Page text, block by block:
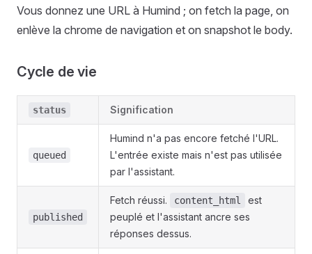
Vous donnez une URL à Humind ; on fetch la page, on
enlève la chrome de navigation et on snapshot le body.
Cycle de vie
status Signification
queued
Humind n'a pas encore fetché l'URL.
L'entrée existe mais n'est pas utilisée
par l'assistant.
published
Fetch réussi. content_html
est
peuplé et l'assistant ancre ses
réponses dessus.